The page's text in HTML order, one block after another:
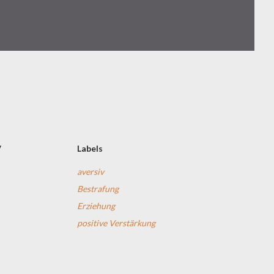
Labels
aversiv
Bestrafung
Erziehung
positive Verstärkung